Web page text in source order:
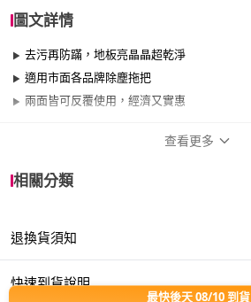
圖文詳情
去污再防蹣，地板亮晶晶超乾淨
適用市面各品牌除塵拖把
兩面皆可反覆使用，經濟又實惠
適用於
內、室外、玄關
查看更多
相關分類
退換貨須知
快速到貨說明
最快後天 08/10 到貨